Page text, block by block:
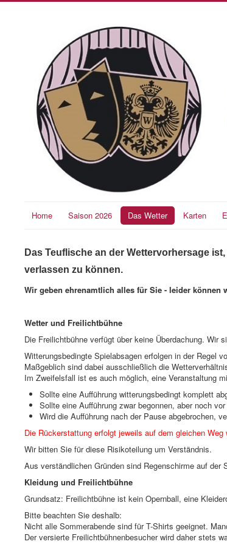
Home Saison 2026 Das Wetter Karten
Das Teuflische an der Wettervorhersage
verlassen zu können.
Wir geben ehrenamtlich alles für Sie - leider können
Wetter und Freilichtbühne
Die Freilichtbühne verfügt über keine Überdachung. Wir
Witterungsbedingte Spielabsagen erfolgen in der Regel
Maßgeblich sind dabei ausschließlich die
Im Zweifelsfall ist es auch möglich, eine Veranstaltung
Sollte eine Aufführung witterungsbedingt komplett
Sollte eine Aufführung zwar begonnen, aber noch
Wird die Aufführung nach der Pause abgebrochen,
Die Rückerstattung erfolgt jeweils auf dem gleichen
Wir bitten Sie für diese Risikoteilung um Verständnis.
Aus verständlichen Gründen sind Regenschirme auf
Kleidung und Freilichtbühne
Grundsatz: Freilichtbühne ist kein Opernball, eine
Bitte beachten Sie deshalb:
Nicht alle Sommerabende sind für T-Shirts geeignet.
Der versierte Freilichtbühnenbesucher wird daher stets